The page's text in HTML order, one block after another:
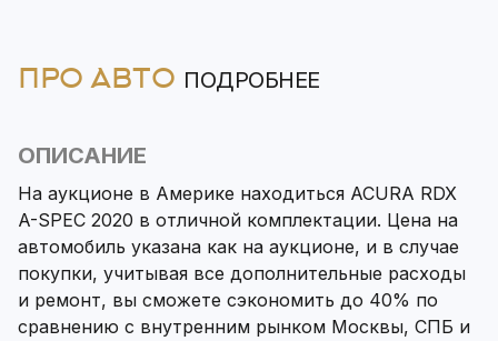
ПРО АВТО ПОДРОБНЕЕ
ОПИСАНИЕ
На аукционе в Америке находиться ACURA RDX
A-SPEC 2020 в отличной комплектации. Цена на
автомобиль указана как на аукционе, и в случае
покупки, учитывая все дополнительные расходы
и ремонт, вы сможете сэкономить до 40% по
сравнению с внутренним рынком Москвы, СПБ и